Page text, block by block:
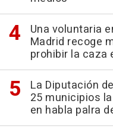
Una voluntaria
Madrid recoge
prohibir la caza
La Diputación
25 municipios
en habla palra